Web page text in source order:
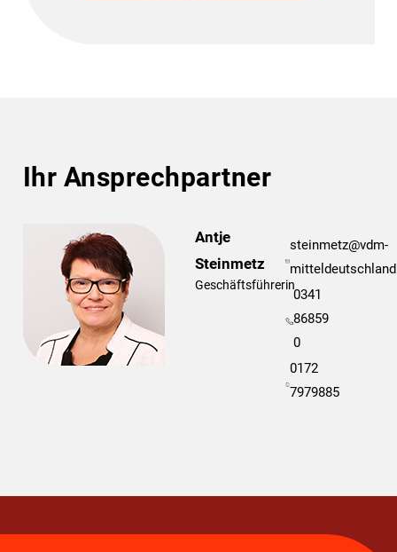
Ihr Ansprechpartner
Antje
Steinmetz
Geschäftsführerin
steinmetz@vdm-
0341
86859
0
0172
7979885